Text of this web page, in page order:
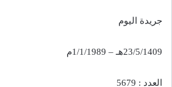
جريدة اليوم
23/5/1409هـ – 1/1/1989م
العدد : 5679